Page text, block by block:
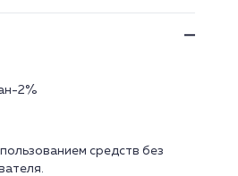
2%
средств без